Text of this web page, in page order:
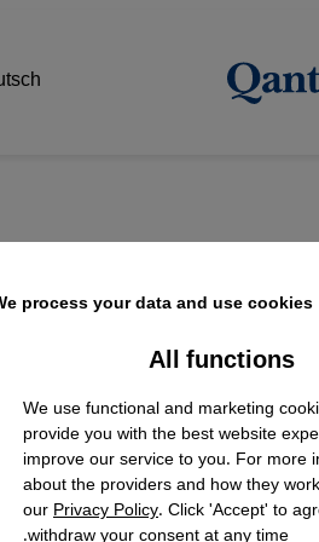
الرسمية وفي مهرجاناته
في الصحراء الغربية، تمضي
process your data and use cookies.
All functions
We use functional and marketing
provide you with the best website
improve our service to you. For more
about the providers and how they
ourPrivacy Policy. Click 'Accept' to
Facebook Embed /
Google